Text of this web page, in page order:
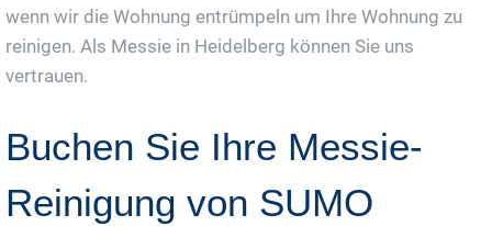
wenn wir die Wohnung entrümpeln um Ihre Wohnung zu
reinigen. Als Messie in Heidelberg können Sie uns
vertrauen.
Buchen Sie Ihre Messie-
Reinigung von SUMO